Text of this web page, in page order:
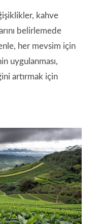
kahve
belirlemede
her mevsim için
uygulanması,
artırmak için